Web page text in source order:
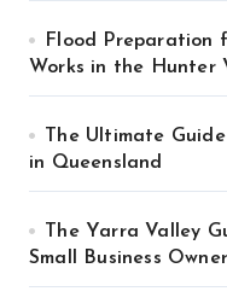
Flood Preparation
Works in the Hunter
The Ultimate
in Queensland
The Yarra Valley
Small Business